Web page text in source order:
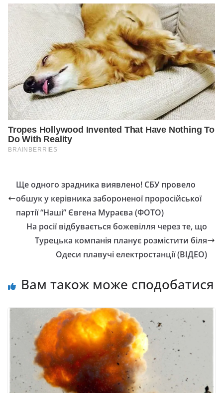
Ще одного зрадника виявлено! СБУ провело
обшук у керівника забороненої проросійської
партії “Наші” Євгена Мураєва (ФОТО)
На росії відбувається божевілля через те, що
Турецька компанія планує pозмістити біля
Одеси плавучі електpостанції (ВІДЕО)
Вам також може сподобатися